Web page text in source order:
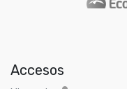
Accesos